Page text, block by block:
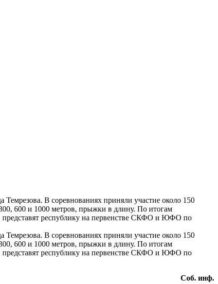
В соревнованиях приняли участие около 150
600 и 1000 метров, прыжки в длину. По итогам
представят республику на первенстве СКФО и ЮФО по
В соревнованиях приняли участие около 150
600 и 1000 метров, прыжки в длину. По итогам
представят республику на первенстве СКФО и ЮФО по
Соб. инф.